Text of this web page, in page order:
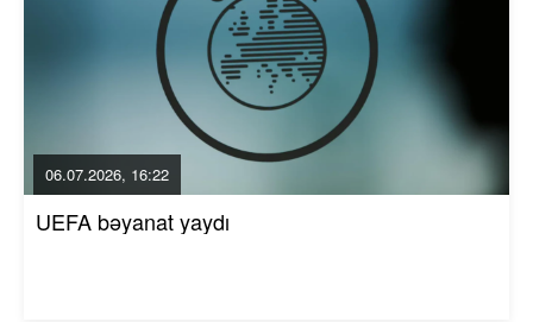
06.07.2026, 16:22
UEFA bəyanat yaydı